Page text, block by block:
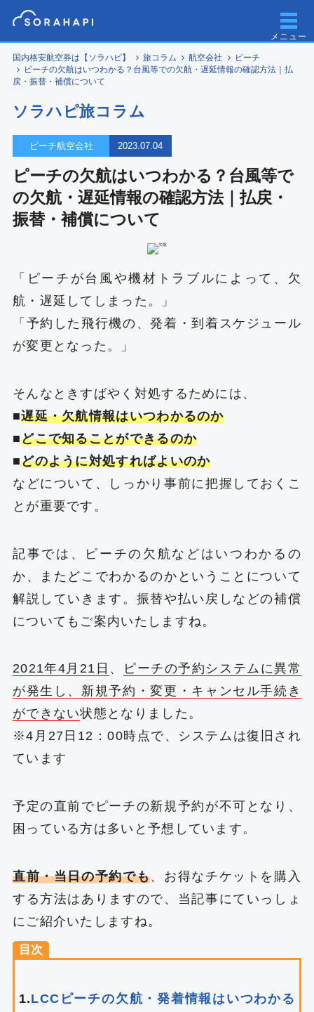
メニュー
国内格安航空券は【ソラハピ】 旅コラム 航空会社
ピーチ
ピーチの欠航はいつわかる？台風等での欠航・遅延情報の確認方法｜払
戻・振替・補償について
ソラハピ旅コラム
ピーチ航空会社 2023.07.04
ピーチの欠航はいつわかる？台風等で
の欠航・遅延情報の確認方法｜払戻・
振替・補償について
「ピーチが台風や機材トラブルによって、欠
航・遅延してしまった。」
「予約した飛行機の、発着・到着スケジュール
が変更となった。」
そんなときすばやく対処するためには、
■遅延・欠航情報はいつわかるのか
■どこで知ることができるのか
■どのように対処すればよいのか
などについて、しっかり事前に把握しておくこ
とが重要です。
記事では、ピーチの欠航などはいつわかるの
か、またどこでわかるのかということについて
解説していきます。振替や払い戻しなどの補償
についてもご案内いたしますね。
2021年4月21日 、
ピーチの予約システムに異常
が発生し、新規予約・変更・キャンセル手続き
ができない状態となりました。
※4月27日12：00時点で、システムは復旧され
ています
予定の直前でピーチの新規予約が不可となり、
困っている方は多いと予想しています。
直前・当日の予約でも、お得なチケットを購入
する方法はありますので、当記事にていっしょ
にご紹介いたしますね。
目次
1.LCCピーチの欠航・発着情報はいつわかる